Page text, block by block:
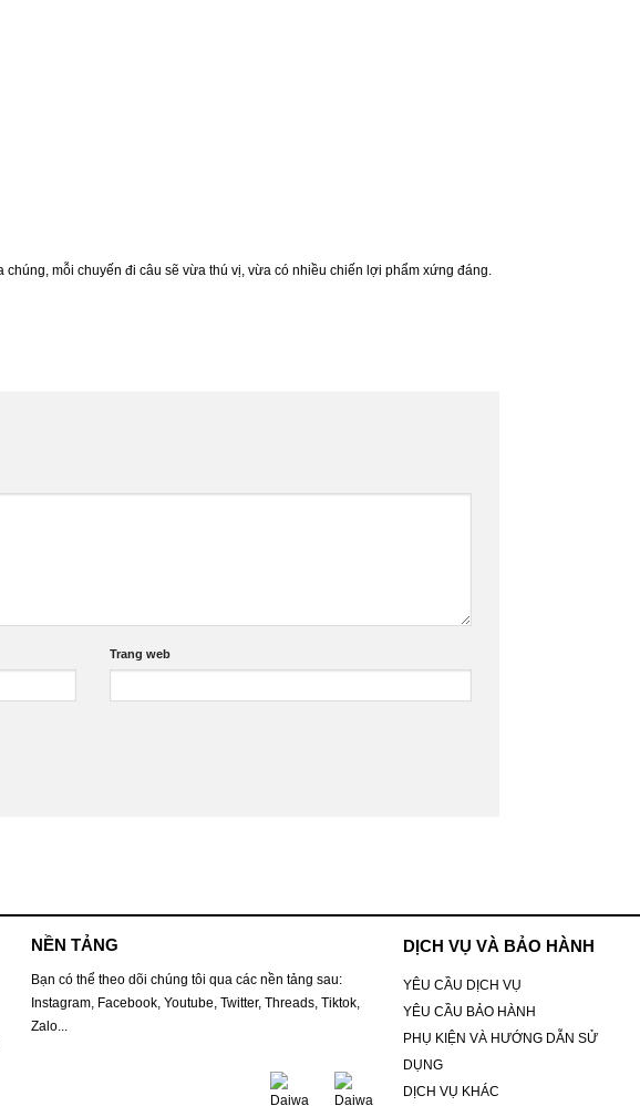
mỗi chuyến đi câu sẽ vừa thú vị, vừa có nhiều chiến lợi phẩm xứng đáng.
Trang web
NỀN TẢNG
Bạn có thể theo dõi chúng tôi qua các nền tảng sau:
Instagram, Facebook, Youtube, Twitter, Threads, Tiktok,
Zalo...
DỊCH VỤ VÀ BẢO HÀNH
YÊU CẦU DỊCH VỤ
YÊU CẦU BẢO HÀNH
PHỤ KIỆN VÀ HƯỚNG DẪN SỬ
DỤNG
DỊCH VỤ KHÁC